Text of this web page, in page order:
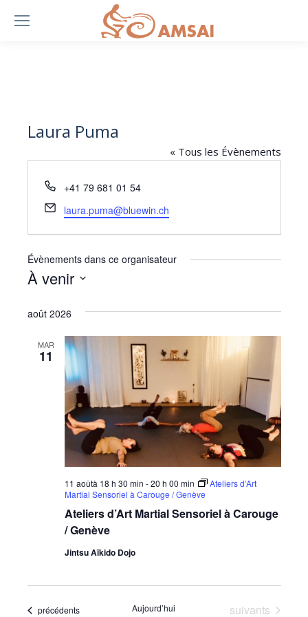
Laura Puma
« Tous les Évènements
Téléphone
+41 79 681 01 54
Email
laura.puma@bluewin.ch
Évènements dans ce organisateur
À venir
une
août 2026
MAR
11
Ateliers d’Art Martial Sensoriel à Carouge
/ Genève
11 aoûtà 18 h 30 min -20 h 00 min
Ateliers d’Art
Martial Sensoriel à Carouge / Genève
Jintsu Aïkido Dojo
Évènements
précédents Aujourd’hui Évènements
suivants